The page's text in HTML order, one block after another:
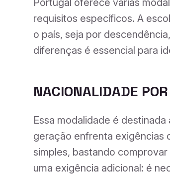
Portugal oferece várias
requisitos específicos. A
o país, seja por
diferenças é essencial para
NACIONALIDADE
Essa modalidade é destinada
geração enfrenta exigências
simples, bastando
uma exigência adicional: é